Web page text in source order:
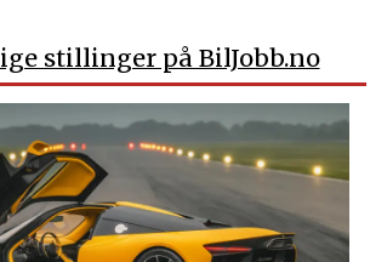
stillinger på BilJobb.no